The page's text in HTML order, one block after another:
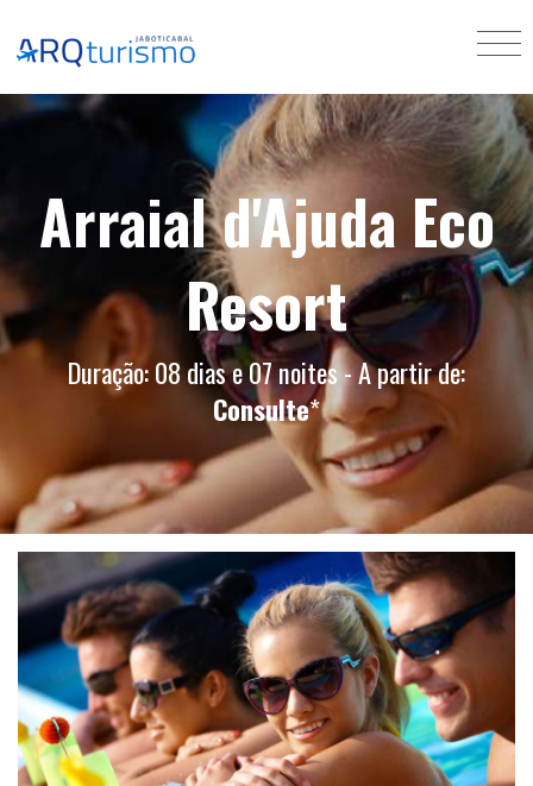
Arraial d'Ajuda Eco
Resort
Duração: 08 dias e 07 noites - A partir de:
Consulte*